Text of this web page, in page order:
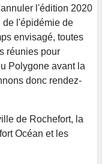
l'édition 2020
de l'épidémie de
envisagé, toutes
réunies pour
Polygone avant la
donc rendez-
de Rochefort, la
Océan et les